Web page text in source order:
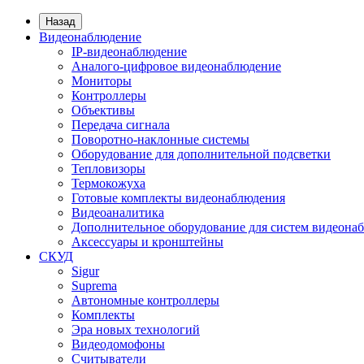
Назад
Видеонаблюдение
IP-видеонаблюдение
Аналого-цифровое видеонаблюдение
Мониторы
Контроллеры
Объективы
Передача сигнала
Поворотно-наклонные системы
Оборудование для дополнительной подсветки
Тепловизоры
Термокожуха
Готовые комплекты видеонаблюдения
Видеоаналитика
Дополнительное оборудование для систем
Аксессуары и кронштейны
СКУД
Sigur
Suprema
Автономные контроллеры
Комплекты
Эра новых технологий
Видеодомофоны
Считыватели